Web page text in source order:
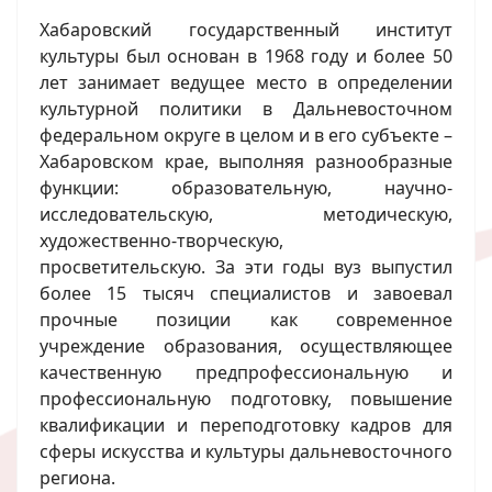
Хабаровский государственный институт
культуры был основан в 1968 году и более 50
лет занимает ведущее место в определении
культурной политики в Дальневосточном
федеральном округе в целом и в его субъекте –
Хабаровском крае, выполняя разнообразные
функции: образовательную, научно-
исследовательскую, методическую,
художественно-творческую,
просветительскую. За эти годы вуз выпустил
более 15 тысяч специалистов и завоевал
прочные позиции как современное
учреждение образования, осуществляющее
качественную предпрофессиональную и
профессиональную подготовку, повышение
квалификации и переподготовку кадров для
сферы искусства и культуры дальневосточного
региона.